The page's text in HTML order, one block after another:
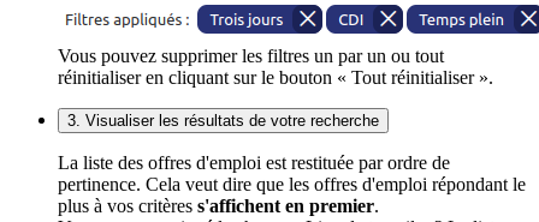
Vous pouvez supprimer les filtres un par un ou tout
réinitialiser en cliquant sur le bouton « Tout réinitialiser ».
3. Visualiser les résultats de votre recherche
La liste des offres d'emploi est restituée par ordre de
pertinence. Cela veut dire que les offres d'emploi répondant le
plus à vos critères s'affichent en premier.